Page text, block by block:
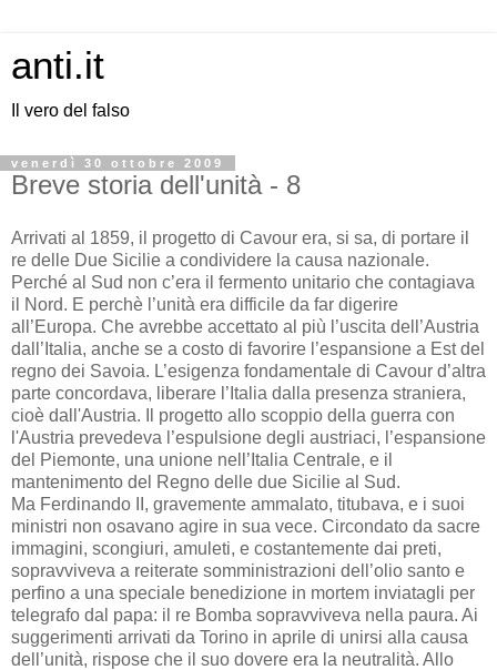
anti.it
Il vero del falso
venerdì 30 ottobre 2009
Breve storia dell'unità - 8
Arrivati al 1859, il progetto di Cavour era, si sa, di portare il
re delle Due Sicilie a condividere la causa nazionale.
Perché al Sud non c’era il fermento unitario che contagiava
il Nord. E perchè l’unità era difficile da far digerire
all’Europa. Che avrebbe accettato al più l’uscita dell’Austria
dall’Italia, anche se a costo di favorire l’espansione a Est del
regno dei Savoia. L’esigenza fondamentale di Cavour d’altra
parte concordava, liberare l’Italia dalla presenza straniera,
cioè dall'Austria. Il progetto allo scoppio della guerra con
l'Austria prevedeva l’espulsione degli austriaci, l’espansione
del Piemonte, una unione nell’Italia Centrale, e il
mantenimento del Regno delle due Sicilie al Sud.
Ma Ferdinando II, gravemente ammalato, titubava, e i suoi
ministri non osavano agire in sua vece. Circondato da sacre
immagini, scongiuri, amuleti, e costantemente dai preti,
sopravviveva a reiterate somministrazioni dell’olio santo e
perfino a una speciale benedizione in mortem inviatagli per
telegrafo dal papa: il re Bomba sopravviveva nella paura. Ai
suggerimenti arrivati da Torino in aprile di unirsi alla causa
dell’unità, rispose che il suo dovere era la neutralità. Allo